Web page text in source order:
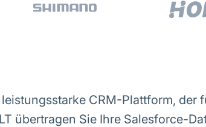
CRM-Plattform,
übertragen Sie Ihre Salesforce-